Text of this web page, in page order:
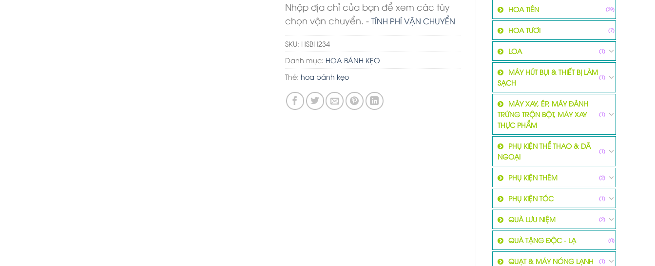
Nhập địa chỉ của bạn để xem các tùy
chọn vận chuyển. -TÍNH PHÍ VẬN CHUYỂN
SKU: HSBH234
Danh mục: HOA BÁNH KẸO
Thẻ: hoa bánh kẹo
HOA TIỀN (39)
HOA TƯƠI (7)
LOA (1)
MÁY HÚT BỤI & THIẾT BỊ LÀM
SẠCH
(1)
MÁY XAY, ÉP, MÁY ĐÁNH
TRỨNG TRỘN BỘT, MÁY XAY
THỰC PHẨM
(1)
PHỤ KIỆN THỂ THAO & DÃ
NGOẠI
(1)
PHỤ KIỆN THÊM (2)
PHỤ KIỆN TÓC (1)
QUÀ LƯU NIỆM (2)
QUÀ TẶNG ĐỘC - LẠ (0)
QUẠT & MÁY NÓNG LẠNH (1)